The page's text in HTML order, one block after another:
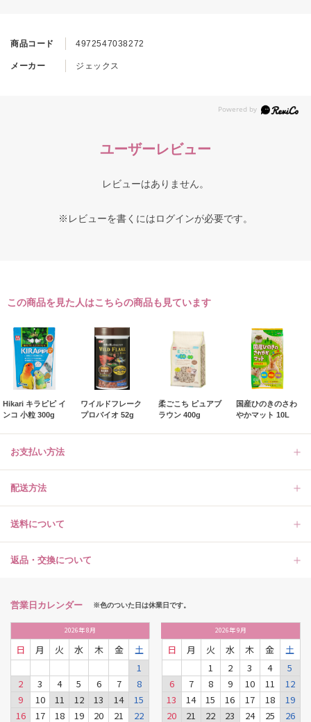
商品コード 4972547038272
メーカー ジェックス
ユーザーレビュー
レビューはありません。
※レビューを書くにはログインが必要です。
この商品を見た人はこちらの商品も見ています
Hikari キラピピ イ
ンコ 小粒 300g
ワイルドフレーク
プロバイオ 52g
柔ごこち ピュアブ
ラウン 400g
国産ひのきのさわ
やかマット 10L
お支払い方法
配送方法
送料について
返品・交換について
営業日カレンダー ※色のついた日は休業日です。
2026年8月
日 月 火 水 木 金
土
1
2
3 4 5 6 7
8
9
10 11 12 13 14
15
16
17 18 19 20 21 22
2026年9月
日 月 火 水 木 金
土
1
2 3 4
5
6
7 8 9 10 11
12
13
14 15 16 17 18
19
20
21 22 23 24 25 26